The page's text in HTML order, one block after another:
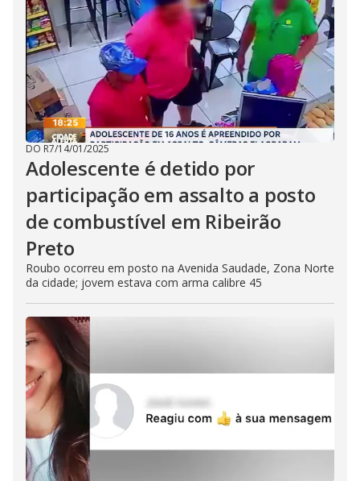
DO R7/14/01/2025
Adolescente é detido por
participação em assalto a posto
de combustível em Ribeirão
Preto
Roubo ocorreu em posto na Avenida Saudade, Zona Norte
da cidade; jovem estava com arma calibre 45